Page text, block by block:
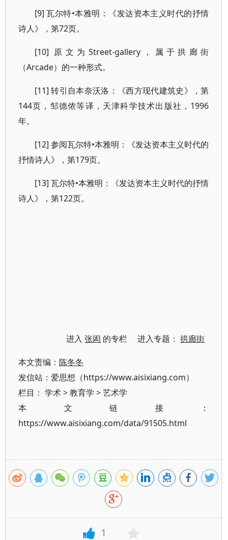
[9] 瓦尔特•本雅明：《发达资本主义时代的抒情
诗人》，第72页。
[10] 原文为Street-gallery，属于拱廊街
（Arcade）的一种形式。
[11] 转引自本奈沃洛：《西方现代建筑史》，第
144页，邹德侬等译，天津科学技术出版社，1996
年。
[12] 参阅瓦尔特•本雅明：《发达资本主义时代的
抒情诗人》，第179页。
[13] 瓦尔特•本雅明：《发达资本主义时代的抒情
诗人》，第122页。
进入张闳 的专栏 进入专题：拱廊街
本文责编： 陈冬冬
发信站：爱思想（https://www.aisixiang.com）
栏目： 学术>教育学 >艺术学
本文链接：
https://www.aisixiang.com/data/91505.html
1